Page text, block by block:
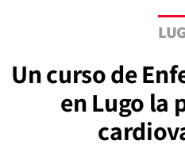
Un curso de
en Lugo la